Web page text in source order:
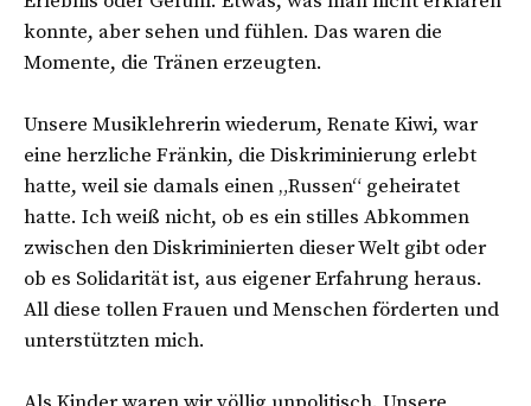
konnte, aber sehen und fühlen. Das waren die
Momente, die Tränen erzeugten.
Unsere Musiklehrerin wiederum, Renate Kiwi, war
eine herzliche Fränkin, die Diskriminierung erlebt
hatte, weil sie damals einen „Russen“ geheiratet
hatte. Ich weiß nicht, ob es ein stilles Abkommen
zwischen den Diskriminierten dieser Welt gibt oder
ob es Solidarität ist, aus eigener Erfahrung heraus.
All diese tollen Frauen und Menschen förderten und
unterstützten mich.